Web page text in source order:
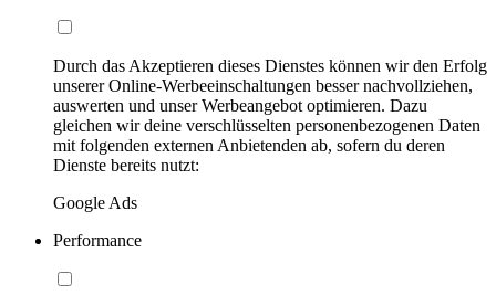
Durch das Akzeptieren dieses Dienstes können wir den Erfolg
unserer Online-Werbeeinschaltungen besser nachvollziehen,
auswerten und unser Werbeangebot optimieren. Dazu
gleichen wir deine verschlüsselten personenbezogenen Daten
mit folgenden externen Anbietenden ab, sofern du deren
Dienste bereits nutzt:
Google Ads
Performance